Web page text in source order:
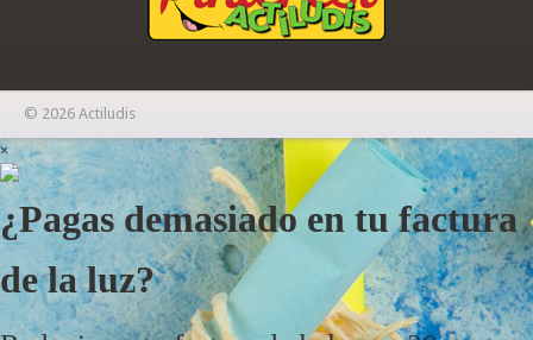
© 2026 Actiludis
×
¿Pagas demasiado en tu factura
de la luz?